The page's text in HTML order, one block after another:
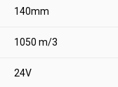
140mm
1050 m/3
24V